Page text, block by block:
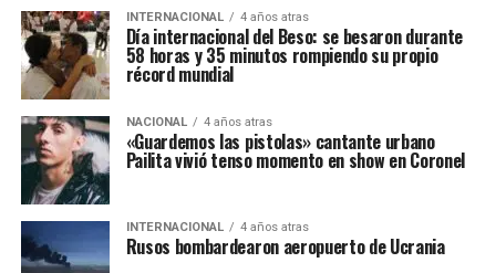
INTERNACIONAL 4 años atras
Día internacional del Beso: se besaron durante
58 horas y 35 minutos rompiendo su propio
récord mundial
NACIONAL 4 años atras
«Guardemos las pistolas» cantante urbano
Pailita vivió tenso momento en show en Coronel
INTERNACIONAL 4 años atras
Rusos bombardearon aeropuerto de Ucrania